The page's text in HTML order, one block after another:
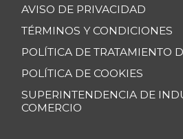
AVISO DE PRIVACIDAD
TÉRMINOS Y CONDICIONES
POLÍTICA DE TRATAMIENTO
POLÍTICA DE COOKIES
SUPERINTENDENCIA DE
COMERCIO